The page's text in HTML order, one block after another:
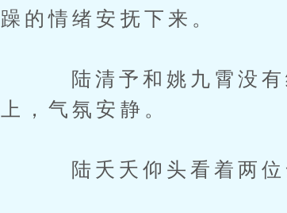
躁的情绪安抚下来。
陆清予和姚九霄没有继
上，气氛安静。
陆夭夭仰头看着两位